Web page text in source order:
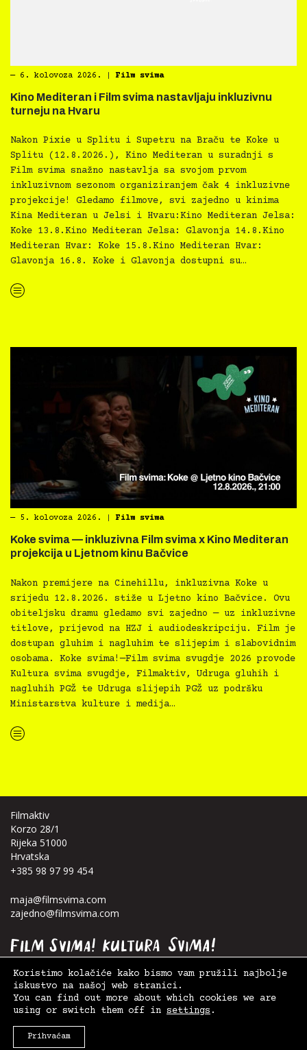
― 6. kolovoza 2026. Film svima
Kino Mediteran i Film svima nastavljaju inkluzivnu
turneju na Hvaru
Nakon Pixie u Splitu i Supetru na Braču te Koke u
Splitu (12.8.2026.), Kino Mediteran u suradnji s
Film svima snažno nastavlja sa svojom prvom
inkluzivnom sezonom organiziranjem čak 4 inkluzivne
projekcije! Gledamo filmove, svi zajedno u kinima
Kina Mediteran u Jelsi i Hvaru:Kino Mediteran Jelsa:
Koke 13.8.Kino Mediteran Jelsa: Glavonja 14.8.Kino
Mediteran Hvar: Koke 15.8.Kino Mediteran Hvar:
Glavonja 16.8. Koke i Glavonja dostupni su…
“Kino Mediteran i Film svima nastavljaju inkluzivnu turneju na Hvaru”
― 5. kolovoza 2026. Film svima
Koke svima — inkluzivna Film svima x Kino Mediteran
projekcija u Ljetnom kinu Bačvice
Nakon premijere na Cinehillu, inkluzivna Koke u
srijedu 12.8.2026. stiže u Ljetno kino Bačvice. Ovu
obiteljsku dramu gledamo svi zajedno — uz inkluzivne
titlove, prijevod na HZJ i audiodeskripciju. Film je
dostupan gluhim i nagluhim te slijepim i slabovidnim
osobama. Koke svima!—Film svima svugdje 2026 provode
Kultura svima svugdje, Filmaktiv, Udruga gluhih i
nagluhih PGŽ te Udruga slijepih PGŽ uz podršku
Ministarstva kulture i medija…
“Koke svima — inkluzivna Film svima x Kino Mediteran projekcija u Ljetnom kinu Bačvice”
Filmaktiv
Korzo 28/1
Rijeka 51000
Hrvatska
+385 98 97 99 454
maja@filmsvima.com
zajedno@filmsvima.com
Teja Ideja
Koristimo kolačiće kako bismo vam pružili najbolje
iskustvo na našoj web stranici.
You can find out more about which cookies we are
using or switch them off in settings .
Prihvaćam